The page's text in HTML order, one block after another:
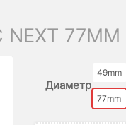
77MM
Диаметр
49mm
77mm